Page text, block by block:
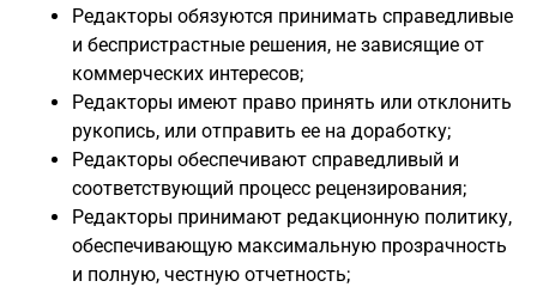
Редакторы обязуются принимать справедливые
и беспристрастные решения, не зависящие от
коммерческих интересов;
Редакторы имеют право принять или отклонить
рукопись, или отправить ее на доработку;
Редакторы обеспечивают справедливый и
соответствующий процесс рецензирования;
Редакторы принимают редакционную политику,
обеспечивающую максимальную прозрачность
и полную, честную отчетность;